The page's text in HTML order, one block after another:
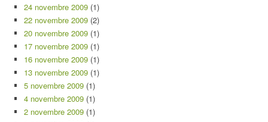
24 novembre 2009 (1)
22 novembre 2009 (2)
20 novembre 2009 (1)
17 novembre 2009 (1)
16 novembre 2009 (1)
13 novembre 2009 (1)
5 novembre 2009 (1)
4 novembre 2009 (1)
2 novembre 2009 (1)